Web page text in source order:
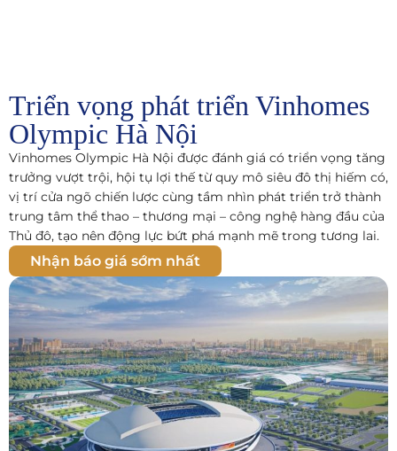
Triển vọng phát triển Vinhomes
Olympic Hà Nội
Vinhomes Olympic Hà Nội được đánh giá có triển vọng tăng
trưởng vượt trội, hội tụ lợi thế từ quy mô siêu đô thị hiếm có,
vị trí cửa ngõ chiến lược cùng tầm nhìn phát triển trở thành
trung tâm thể thao – thương mại – công nghệ hàng đầu của
Thủ đô, tạo nên động lực bứt phá mạnh mẽ trong tương lai.
Nhận báo giá sớm nhất